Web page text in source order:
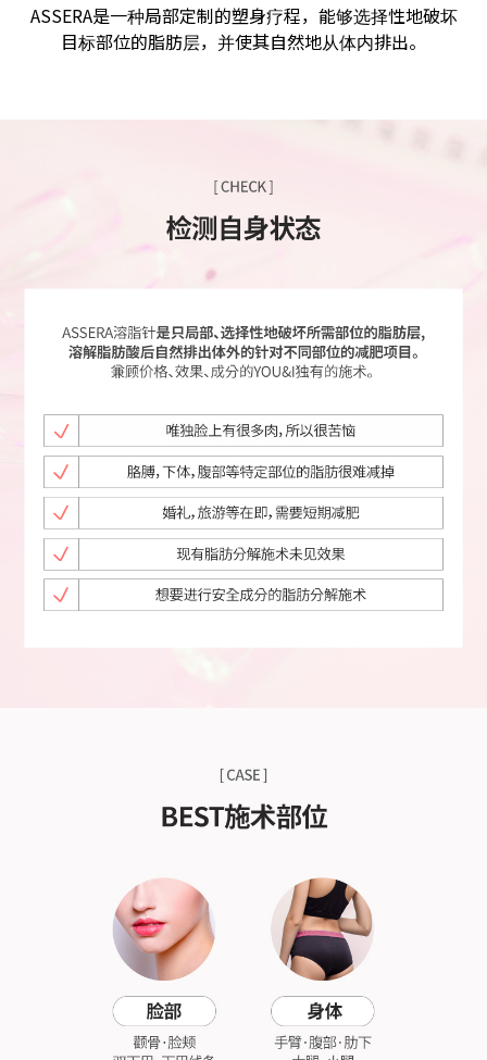
ASSERA是一种局部定制的塑身疗程，能够选择性地破坏
目标部位的脂肪层，并使其自然地从体内排出。